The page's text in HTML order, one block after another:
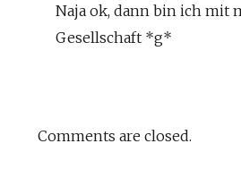
Naja ok, dann bin ich mit
Gesellschaft *g*
Comments are closed.